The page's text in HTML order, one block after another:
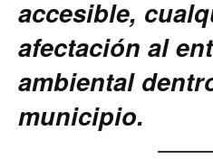
accesible,
afectación al
ambiental
municipio.